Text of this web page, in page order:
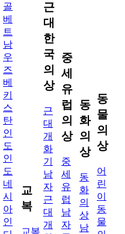
골
베
트
남
우
즈
베
키
스
탄
인
도
인
도
네
시
아
인
교
복
교복
근
대
한
국
의
상
근
대
개
화
기
남
자
근
대
개
중
세
유
럽
의
상
중
세
유
럽
남
자
동
화
의
상
동
화
의
상
남
동
물
의
상
어
린
이
동
물